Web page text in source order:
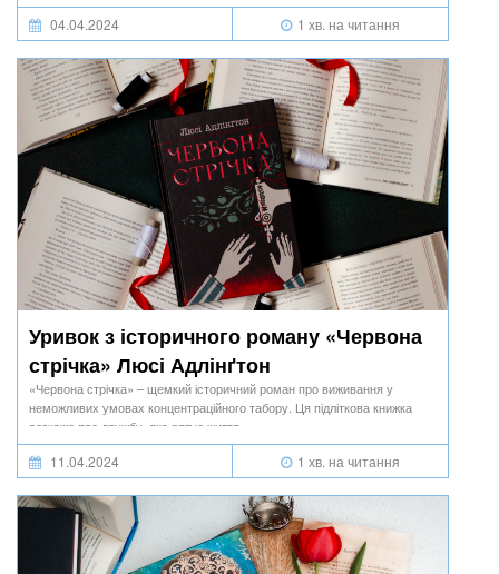
04.04.2024 1 хв. на читання
Уривок з історичного роману «Червона
стрічка» Люсі Адлінґтон
«Червона стрічка» – щемкий історичний роман про виживання у
неможливих умовах концентраційного табору. Ця підліткова книжка
розкаже про дружбу, яка рятує життя.
11.04.2024 1 хв. на читання